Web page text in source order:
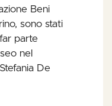
Beni
sono stati
parte
nel
De